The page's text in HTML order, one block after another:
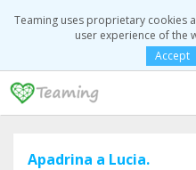
Teaming uses proprietary cookies
user experience of the
Accept
Apadrina a Lucia.